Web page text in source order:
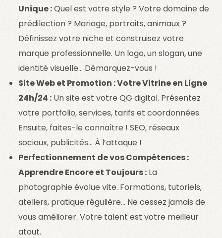
Unique :Quel est votre style ? Votre domaine de
prédilection ? Mariage, portraits, animaux ?
Définissez votre niche et construisez votre
marque professionnelle. Un logo, un slogan, une
identité visuelle… Démarquez-vous !
Site Web et Promotion : Votre Vitrine en Ligne
24h/24 : Un site est votre QG digital. Présentez
votre portfolio, services, tarifs et coordonnées.
Ensuite, faites-le connaître ! SEO, réseaux
sociaux, publicités… À l’attaque !
Perfectionnement de vos Compétences :
Apprendre Encore et Toujours : La
photographie évolue vite. Formations, tutoriels,
ateliers, pratique régulière… Ne cessez jamais de
vous améliorer. Votre talent est votre meilleur
atout.